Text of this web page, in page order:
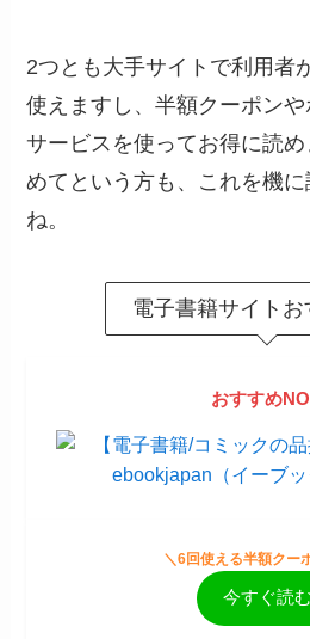
2つとも大手サイトで利用者
使えますし、半額クーポン
サービスを使ってお得に読
めてという方も、これを機
ね。
電子書籍サイトお
おすすめ
＼6回使える半額クー
今すぐ読む